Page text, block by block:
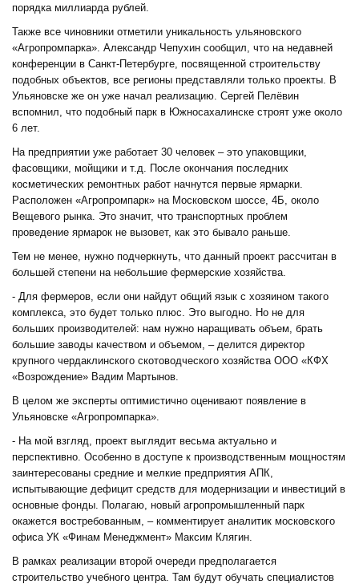
порядка миллиарда рублей.
Также все чиновники отметили уникальность ульяновского
«Агропромпарка». Александр Чепухин сообщил, что на недавней
конференции в Санкт-Петербурге, посвященной строительству
подобных объектов, все регионы представляли только проекты. В
Ульяновске же он уже начал реализацию. Сергей Пелёвин
вспомнил, что подобный парк в Южносахалинске строят уже около
6 лет.
На предприятии уже работает 30 человек – это упаковщики,
фасовщики, мойщики и т.д. После окончания последних
косметических ремонтных работ начнутся первые ярмарки.
Расположен «Агропромпарк» на Московском шоссе, 4Б, около
Вещевого рынка. Это значит, что транспортных проблем
проведение ярмарок не вызовет, как это бывало раньше.
Тем не менее, нужно подчеркнуть, что данный проект рассчитан в
большей степени на небольшие фермерские хозяйства.
- Для фермеров, если они найдут общий язык с хозяином такого
комплекса, это будет только плюс. Это выгодно. Но не для
больших производителей: нам нужно наращивать объем, брать
большие заводы качеством и объемом, – делится директор
крупного чердаклинского скотоводческого хозяйства ООО «КФХ
«Возрождение» Вадим Мартынов.
В целом же эксперты оптимистично оценивают появление в
Ульяновске «Агропромпарка».
- На мой взгляд, проект выглядит весьма актуально и
перспективно. Особенно в доступе к производственным мощностям
заинтересованы средние и мелкие предприятия АПК,
испытывающие дефицит средств для модернизации и инвестиций в
основные фонды. Полагаю, новый агропромышленный парк
окажется востребованным, – комментирует аналитик московского
офиса УК «Финам Менеджмент» Максим Клягин.
В рамках реализации второй очереди предполагается
строительство учебного центра. Там будут обучать специалистов